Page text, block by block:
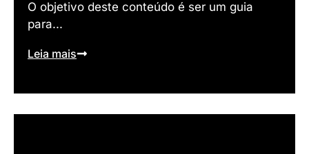
O objetivo deste conteúdo é ser um guia
para...
Leia mais